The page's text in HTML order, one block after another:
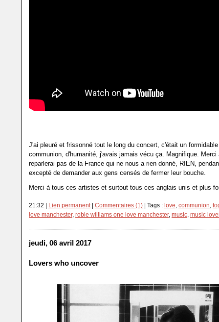
J'ai pleuré et frissonné tout le long du concert, c'était un
communion, d'humanité, j'avais jamais vécu ça. Magnifique. Merci
reparlerai pas de la France qui ne nous a rien donné, RIEN,
excepté de demander aux gens censés de fermer leur bouche.
Merci à tous ces artistes et surtout tous ces anglais unis et plus
21:32 | Lien permanent| Commentaires (1) | Tags : love, communion,
love manchester, robie williams one love manchester, music, music
jeudi, 06 avril 2017
Lovers who uncover